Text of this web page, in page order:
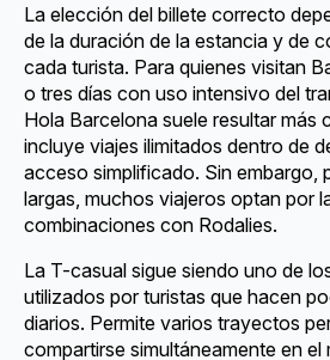
La elección del billete correcto
de la duración de la estancia y de
cada turista. Para quienes visitan
o tres días con uso intensivo del
Hola Barcelona suele resultar más
incluye viajes ilimitados dentro de
acceso simplificado. Sin embargo,
largas, muchos viajeros optan por
combinaciones con Rodalies.
La T-casual sigue siendo uno de
utilizados por turistas que hacen
diarios. Permite varios trayectos
compartirse simultáneamente en el